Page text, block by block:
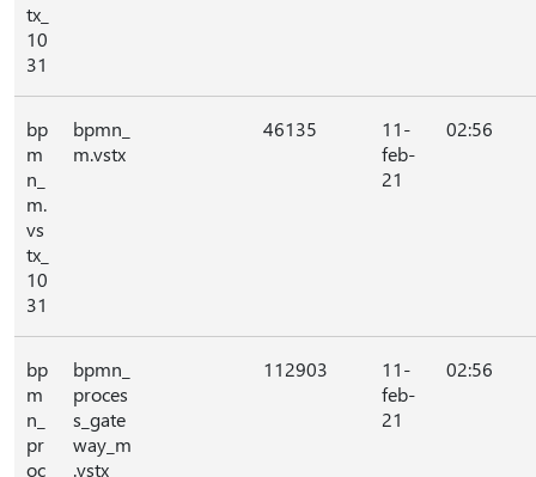
tx_
10
31
bp
m
n_
m.
vs
tx_
10
31
bpmn_
m.vstx
46135
11-
feb-
21
02:56
bp
m
n_
pr
oc
bpmn_
proces
s_gate
way_m
.vstx
112903
11-
feb-
21
02:56